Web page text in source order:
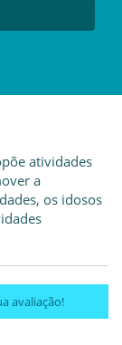
atividades
a
os idosos
avaliação!